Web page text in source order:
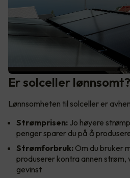
Er solceller lønnsomt?
Lønnsomheten til solceller er
Strømprisen: Jo høyere
penger sparer du på å
Strømforbruk: Om du bruker
produserer kontra annen strøm,
gevinst